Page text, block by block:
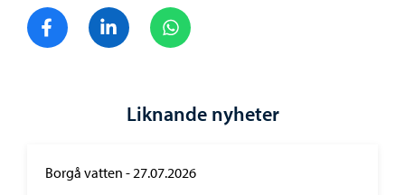
Dela på FacebookDela på LinkedIn
Liknande nyheter
Borgå vatten -27.07.2026